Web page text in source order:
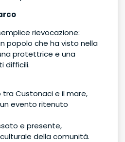
rievocazione:
popolo che ha visto nella
protettrice e una
difficili.
Custonaci e il mare,
evento ritenuto
e presente,
della comunità.